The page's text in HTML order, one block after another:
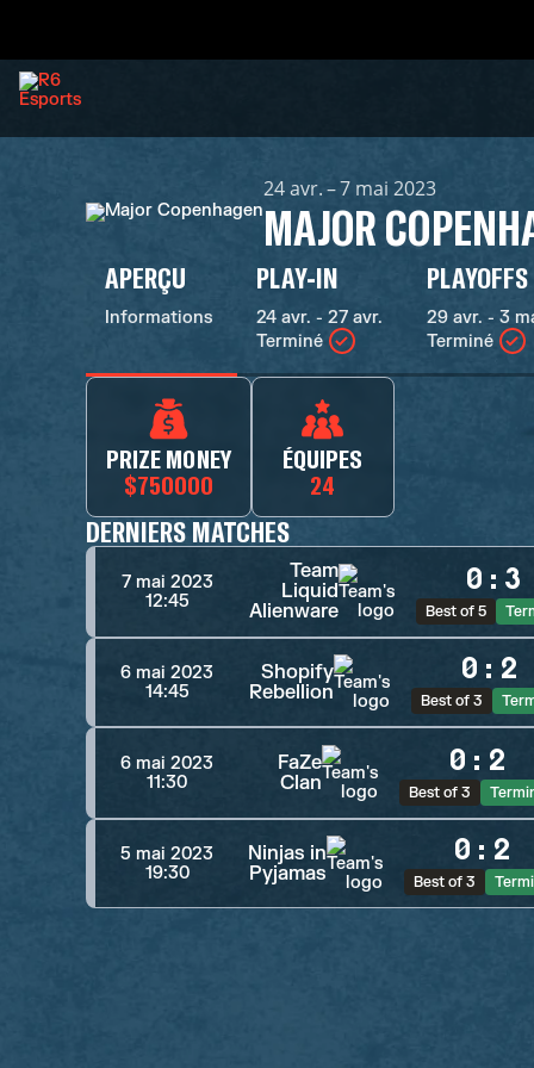
24 avr. – 7 mai 2023
MAJOR
APERÇU
Informations
PLAY-IN
24 avr. - 27 avr.
Terminé
PLAYOFFS
29 avr. - 3
Terminé
PRIZE MONEY
$750000
ÉQUIPES
24
DERNIERS MATCHES
7 mai 2023
12:45
Team
Liquid
Alienware
0 : 3
Best of 5
6 mai 2023
14:45
Shopify
Rebellion
0 : 2
Best of 3
6 mai 2023
11:30
FaZe
Clan
0 : 2
Best of 3
5 mai 2023
19:30
Ninjas in
Pyjamas
0 : 2
Best of 3